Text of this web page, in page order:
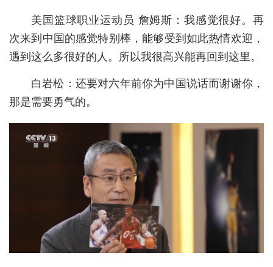
城建
科教
健康
悠游
汽车
美国篮球职业运动员 詹姆斯：我感觉很好。再
次来到中国的感觉特别棒，能够受到如此热情欢迎，
遇到这么多很好的人。所以我很高兴能再回到这里。
白岩松：还要对六年前你为中国说话而谢谢你，
那是需要勇气的。